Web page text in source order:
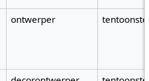
ontwerper